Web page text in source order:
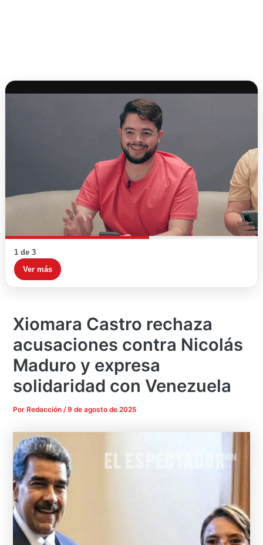
1 de 3
Ver más
Xiomara Castro rechaza
acusaciones contra Nicolás
Maduro y expresa
solidaridad con Venezuela
Por Redacción/9 de agosto de 2025